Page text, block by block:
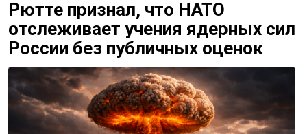
Рютте признал, что НАТО
отслеживает учения ядерных сил
России без публичных оценок